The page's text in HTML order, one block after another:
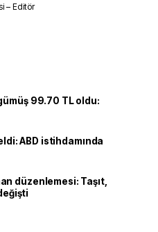
– Editör
99.70 TL oldu:
ABD istihdamında
düzenlemesi: Taşıt,